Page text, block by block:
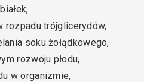
rozpadu trójglicerydów,
soku żołądkowego,
rozwoju płodu,
w organizmie,